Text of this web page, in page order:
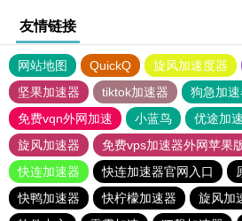
友情链接
网站地图 QuickQ 旋风加速度器
坚果加速器
tiktok加速器
狗急加
免费vqn外网加速
小蓝鸟 优途加
旋风加速器
免费vps加速器外网苹果
快连加速器
快连加速器官网入口
快鸭加速器
快柠檬加速器 旋风加